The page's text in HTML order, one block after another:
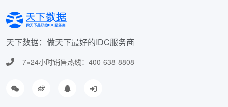
天下数据：做天下最好的IDC服务商
7×24小时销售热线：400-638-8808